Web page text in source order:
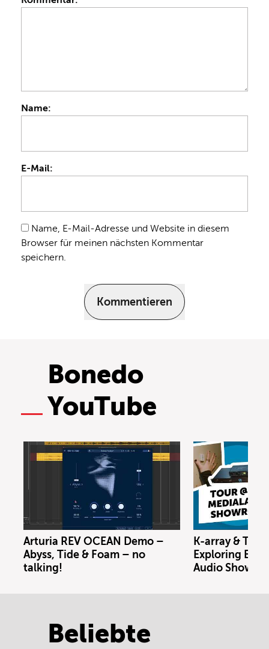
Name:
E-Mail:
Name, E-Mail-Adresse und Website in diesem
Browser für meinen nächsten Kommentar
speichern.
Kommentieren
Bonedo
YouTube
Arturia REV OCEAN Demo –
Abyss, Tide & Foam – no
talking!
K-array &
Exploring
Audio
Beliebte